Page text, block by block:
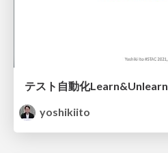
テスト自動化Learn&Unlearn
yoshikiito